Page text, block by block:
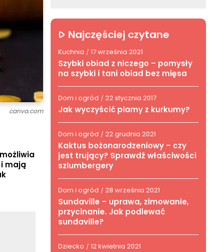
canva.com
mają
Najczęściej czytane
Kuchnia / 17 września 2021
Szybki obiad z niczego – pomysły
na szybki i tani obiad bez mięsa
Dom i ogród / 22 stycznia 2017
Jak wyczyścić plamy z kurkumy?
Dom i ogród / 22 grudnia 2021
Kaktus bożonarodzeniowy – czy
jest trujący? Sprawdź właściwości
szlumbergery
Dom i ogród / 28 września 2021
Sundaville – uprawa, zimowanie,
przycinanie. Jak podlewać
sundaville?
Dziecko / 12 kwietnia 2021